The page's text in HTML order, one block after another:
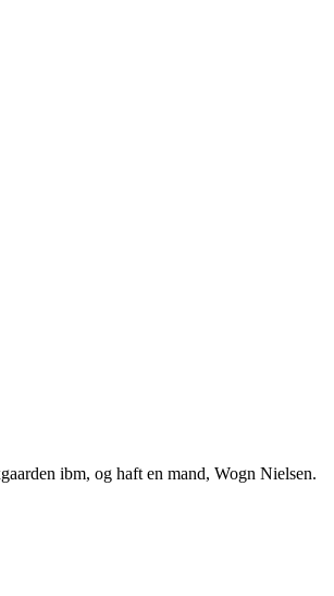
ibm, og haft en mand, Wogn Nielsen.